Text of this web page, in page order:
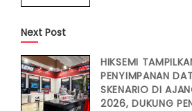
Next Post
HIKSEMI
PENYIMPANAN
SKENARIO DI
2026, DUKUNG